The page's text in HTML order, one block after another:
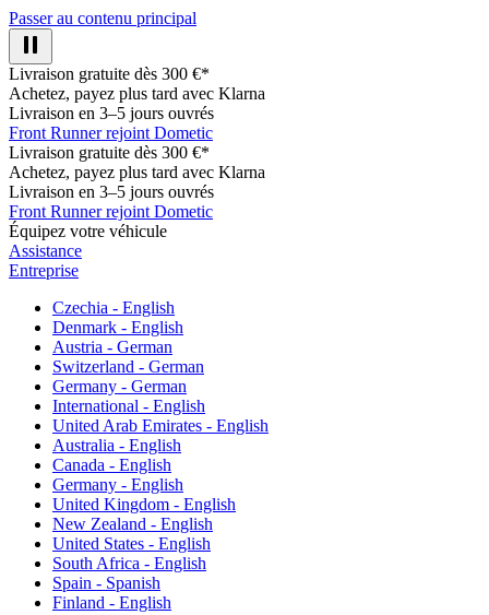
Passer au contenu principal
Livraison gratuite dès 300 €*
Achetez, payez plus tard avec Klarna
Livraison en 3–5 jours ouvrés
Front Runner rejoint Dometic
Livraison gratuite dès 300 €*
Achetez, payez plus tard avec Klarna
Livraison en 3–5 jours ouvrés
Front Runner rejoint Dometic
Équipez votre véhicule
Assistance
Entreprise
Czechia - English
Denmark - English
Austria - German
Switzerland - German
Germany - German
International - English
United Arab Emirates - English
Australia - English
Canada - English
Germany - English
United Kingdom - English
New Zealand - English
United States - English
South Africa - English
Spain - Spanish
Finland - English